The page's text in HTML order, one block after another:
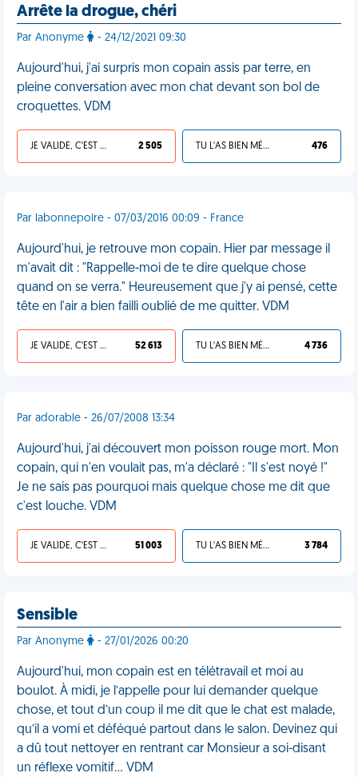
Arrête la drogue, chéri
Par Anonyme - 24/12/2021 09:30
Aujourd'hui, j'ai surpris mon copain assis par terre, en
pleine conversation avec mon chat devant son bol de
croquettes. VDM
JE VALIDE, C'EST UNE VDM 2 505 TU L'AS BIEN MÉRITÉ 476
Par labonnepoire - 07/03/2016 00:09 - France
Aujourd'hui, je retrouve mon copain. Hier par message il
m'avait dit : "Rappelle-moi de te dire quelque chose
quand on se verra." Heureusement que j'y ai pensé, cette
tête en l'air a bien failli oublié de me quitter. VDM
JE VALIDE, C'EST UNE VDM 52 613 TU L'AS BIEN MÉRITÉ 4 736
Par adorable - 26/07/2008 13:34
Aujourd'hui, j'ai découvert mon poisson rouge mort. Mon
copain, qui n'en voulait pas, m'a déclaré : "Il s'est noyé !"
Je ne sais pas pourquoi mais quelque chose me dit que
c'est louche. VDM
JE VALIDE, C'EST UNE VDM 51 003 TU L'AS BIEN MÉRITÉ 3 784
Sensible
Par Anonyme - 27/01/2026 00:20
Aujourd'hui, mon copain est en télétravail et moi au
boulot. À midi, je l’appelle pour lui demander quelque
chose, et tout d’un coup il me dit que le chat est malade,
qu’il a vomi et déféqué partout dans le salon. Devinez qui
a dû tout nettoyer en rentrant car Monsieur a soi-disant
un réflexe vomitif… VDM